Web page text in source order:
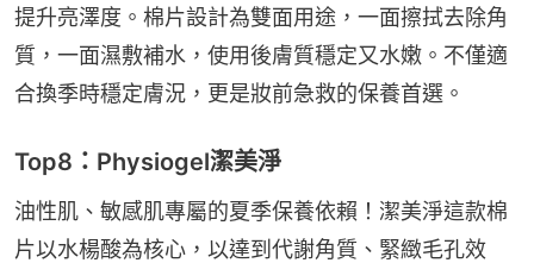
提升亮澤度。棉片設計為雙面用途，一面擦拭去除角
質，一面濕敷補水，使用後膚質穩定又水嫩。不僅適
合換季時穩定膚況，更是妝前急救的保養首選。
Top8：Physiogel潔美淨
油性肌、敏感肌專屬的夏季保養依賴！潔美淨這款棉
片以水楊酸為核心，以達到代謝角質、緊緻毛孔效